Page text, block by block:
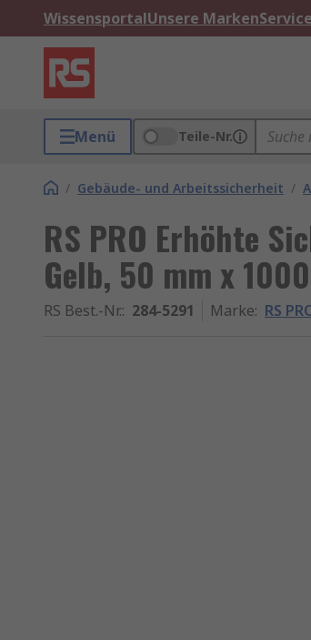
WissensportalUnsere Marken
Menü Teile-Nr.
/ Gebäude- und Arbeitssicherheit /
RS PRO Erhöhte
Gelb, 50 mm x
RS Best.-Nr.: 284-5291 Marke: RS